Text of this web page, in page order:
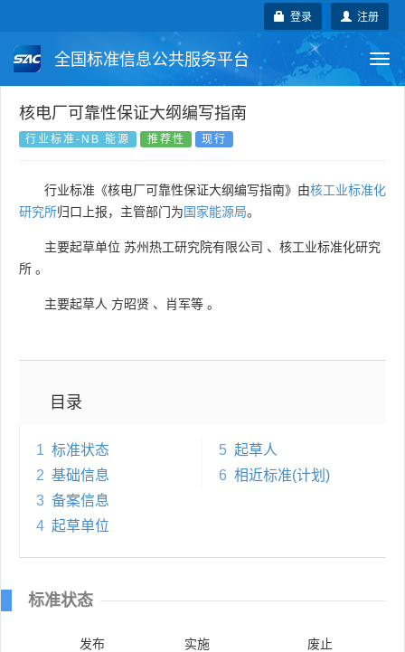
注册
登录
全国标准信息公共服务平台
国家标准 行业标准
国外标准 技术委员会
核电厂可靠性保证大纲编写指南
行业标准-NB 能源 推荐性 现行
行业标准《核电厂可靠性保证大纲编写指南》由核工业标准化
研究所归口上报，主管部门为国家能源局。
主要起草单位 苏州热工研究院有限公司 、 核工业标准化研究
所 。
主要起草人 方昭贤 、 肖军等 。
目录
1 标准状态
2 基础信息
3 备案信息
4 起草单位
5 起草人
6 相近标准(计划)
标准状态
发布 实施 废止